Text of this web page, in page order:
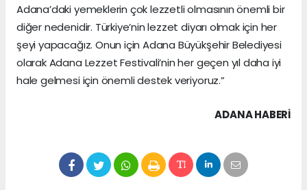
Adana’daki yemeklerin çok lezzetli olmasının önemli bir
diğer nedenidir. Türkiye’nin lezzet diyarı olmak için her
şeyi yapacağız. Onun için Adana Büyükşehir Belediyesi
olarak Adana Lezzet Festivali’nin her geçen yıl daha iyi
hale gelmesi için önemli destek veriyoruz.”
ADANA HABERİ